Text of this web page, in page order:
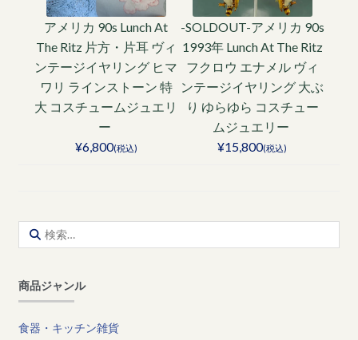
アメリカ 90s Lunch At
The Ritz 片方・片耳 ヴィ
ンテージイヤリング ヒマ
ワリ ラインストーン 特
大 コスチュームジュエリ
ー
¥6,800(税込)
-SOLDOUT-アメリカ 90s
1993年 Lunch At The Ritz
フクロウ エナメル ヴィ
ンテージイヤリング 大ぶ
り ゆらゆら コスチュー
ムジュエリー
¥15,800(税込)
索:
商品ジャンル
食器・キッチン雑貨